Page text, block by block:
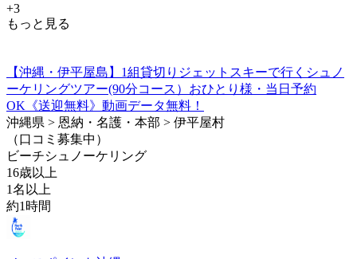
+3
もっと見る
【沖縄・伊平屋島】1組貸切りジェットスキーで行くシュノ
ーケリングツアー(90分コース）おひとり様・当日予約
OK《送迎無料》動画データ無料！
沖縄県 > 恩納・名護・本部 > 伊平屋村
（口コミ募集中）
ビーチシュノーケリング
16歳以上
1名以上
約1時間